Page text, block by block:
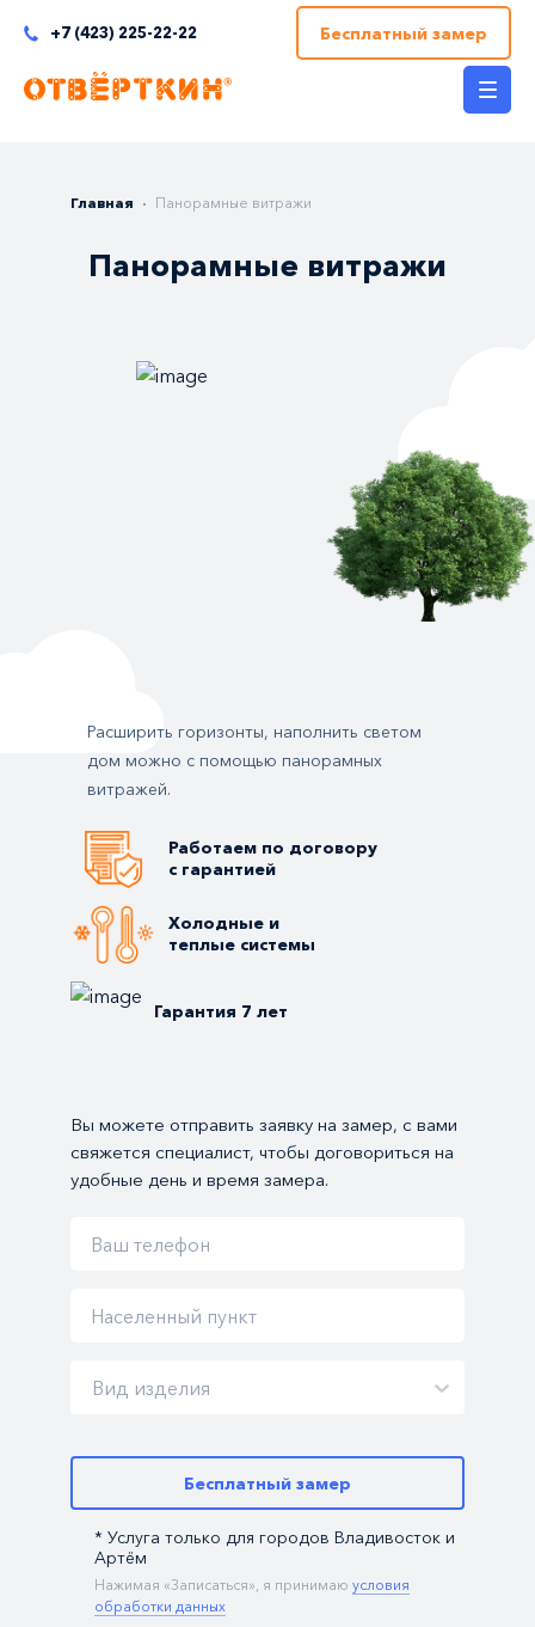
+7 (423) 225-22-22 Бесплатный замер
Главная Панорамные витражи
Панорамные витражи
Расширить горизонты, наполнить светом
дом можно с помощью панорамных
витражей.
Работаем по договору
с гарантией
Холодные и
теплые системы
Гарантия 7 лет
Вы можете отправить заявку на замер, с вами
свяжется специалист, чтобы договориться на
удобные день и время замера.
Вид изделия
Бесплатный замер
* Услуга только для городов Владивосток и
Артём
Нажимая «Записаться», я принимаю условия
обработки данных